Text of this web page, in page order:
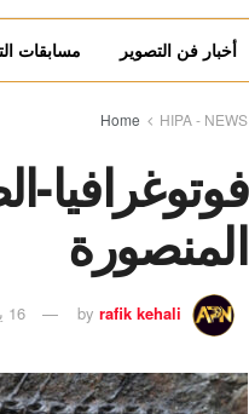
أخبار فن التصوير مسابقات
Home HIPA - NEWS
فوتوغرافيا-
المنصورة
by rafik kehali 16 يونيو، 2026